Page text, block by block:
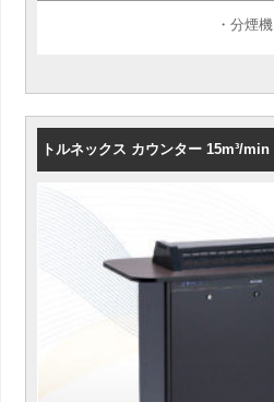
・分煙機
トルネックス カウンター 15m³/min